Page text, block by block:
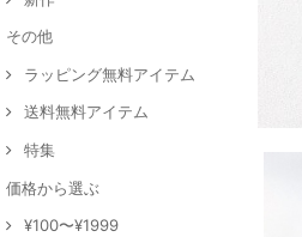
その他
ラッピング無料アイテム
送料無料アイテム
特集
価格から選ぶ
¥100〜¥1999